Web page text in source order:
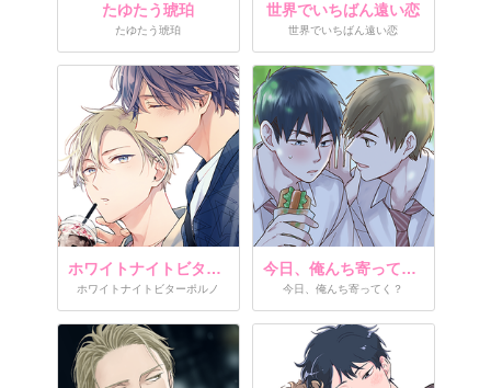
たゆたう琥珀
たゆたう琥珀
世界でいちばん遠い恋
世界でいちばん遠い恋
ホワイトナイトビターポルノ
ホワイトナイトビターポルノ
今日、俺んち寄ってく？
今日、俺んち寄ってく？